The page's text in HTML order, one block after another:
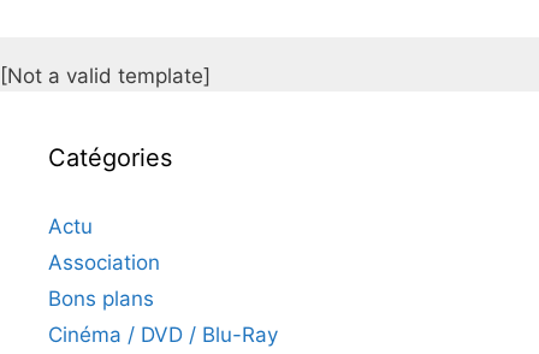
[Not a valid template]
Catégories
Actu
Association
Bons plans
Cinéma / DVD / Blu-Ray